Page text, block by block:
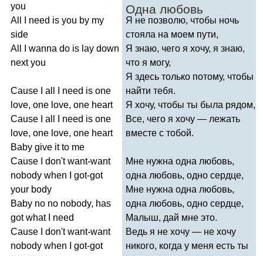
you
All
need is you by my
side
All
wanna do is lay down
next you
Cause all need is one
love, one love, one heart
Cause
all need is one
love, one love, one heart
Baby give it to me
Cause
don't want-want
nobody when
got-got
your body
Baby no no nobody, has
got what
need
Cause
don't want-want
nobody when
got-got
Одна любовь
Я не позволю, чтобы ночь
стояла на моем пути,
Я знаю, чего я хочу, я знаю,
что я могу,
Я здесь только потому, чтобы
найти тебя.
Я хочу, чтобы ты была рядом,
Все, чего я хочу — лежать
вместе с тобой.
Мне нужна одна любовь,
одна любовь, одно сердце,
Мне нужна одна любовь,
одна любовь, одно сердце,
Малыш, дай мне это.
Ведь я не хочу — не хочу
никого, когда у меня есть ты